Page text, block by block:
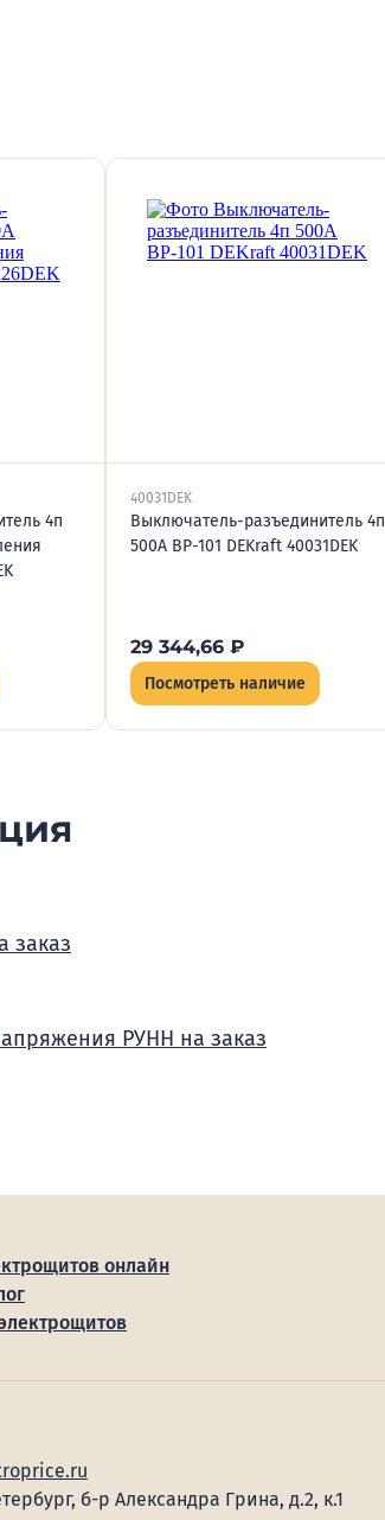
4п
40031DEK
Выключатель-разъединитель 4п
500А ВР-101 DEKraft 40031DEK
29 344,66 ₽
Посмотреть наличие
заказ
РУНН на заказ
онлайн
б-р Александра Грина, д.2, к.1